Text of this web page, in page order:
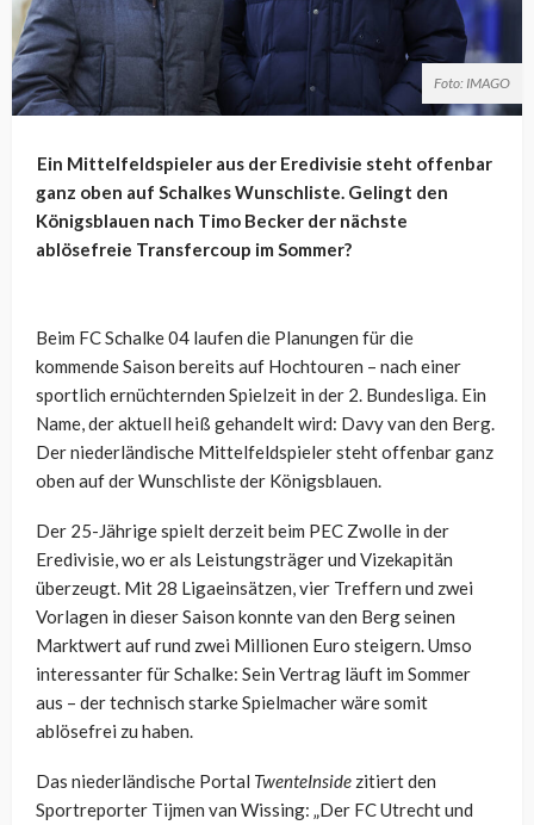
Foto: IMAGO
Ein Mittelfeldspieler aus der Eredivisie steht offenbar
ganz oben auf Schalkes Wunschliste. Gelingt den
Königsblauen nach Timo Becker der nächste
ablösefreie Transfercoup im Sommer?
Beim FC Schalke 04 laufen die Planungen für die
kommende Saison bereits auf Hochtouren – nach einer
sportlich ernüchternden Spielzeit in der 2. Bundesliga. Ein
Name, der aktuell heiß gehandelt wird: Davy van den Berg.
Der niederländische Mittelfeldspieler steht offenbar ganz
oben auf der Wunschliste der Königsblauen.
Der 25-Jährige spielt derzeit beim PEC Zwolle in der
Eredivisie, wo er als Leistungsträger und Vizekapitän
überzeugt. Mit 28 Ligaeinsätzen, vier Treffern und zwei
Vorlagen in dieser Saison konnte van den Berg seinen
Marktwert auf rund zwei Millionen Euro steigern. Umso
interessanter für Schalke: Sein Vertrag läuft im Sommer
aus – der technisch starke Spielmacher wäre somit
ablösefrei zu haben.
Das niederländische Portal TwenteInside zitiert den
Sportreporter Tijmen van Wissing: „Der FC Utrecht und